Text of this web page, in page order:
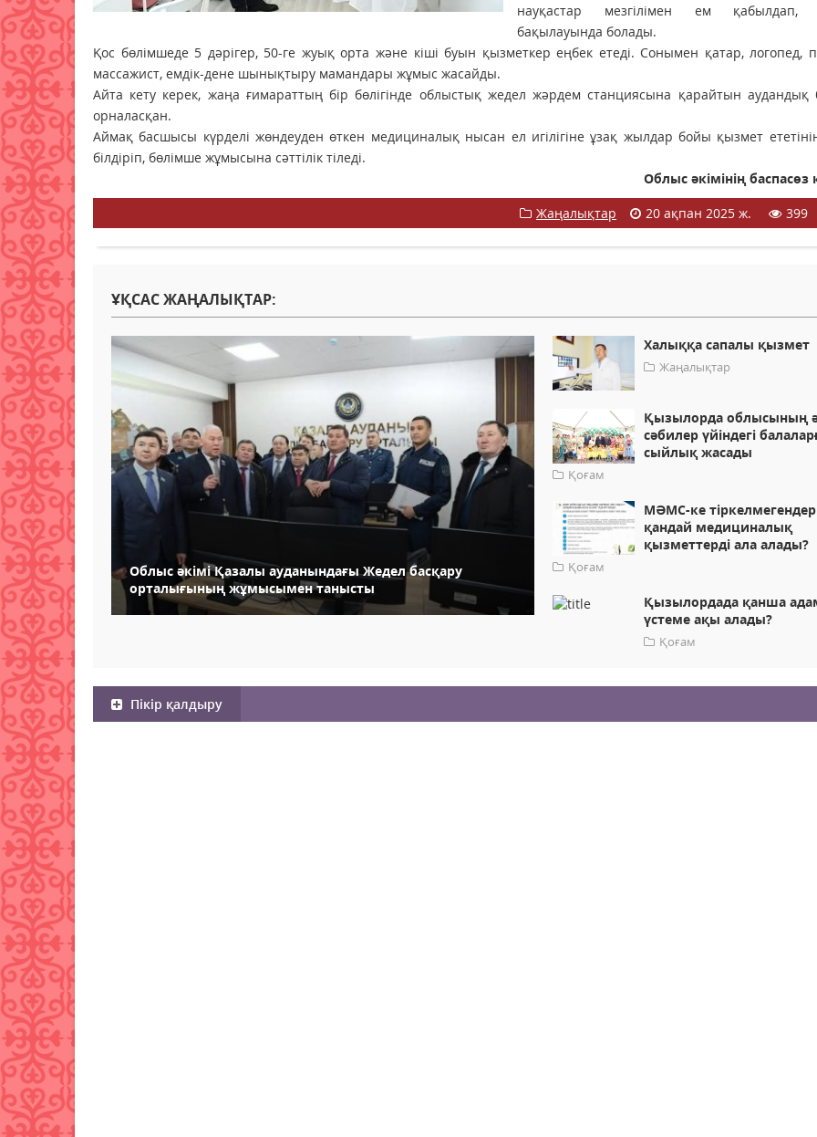
науқастар мезгілімен ем қабылдап,
бақылауында болады.
Қос бөлімшеде 5 дәрігер, 50-ге жуық орта және кіші буын қызметкер еңбек етеді. Сонымен қатар, логопед,
массажист, емдік-дене шынықтыру мамандары жұмыс жасайды.
Айта кету керек, жаңа ғимараттың бір бөлігінде облыстық жедел жәрдем станциясына қарайтын аудандық
орналасқан.
Аймақ басшысы күрделі жөндеуден өткен медициналық нысан ел игілігіне ұзақ жылдар бойы қызмет
білдіріп, бөлімше жұмысына сәттілік тіледі.
Облыс әкімінің баспасөз
Жаңалықтар
20 ақпан 2025 ж. 399
ҰҚСАС ЖАҢАЛЫҚТАР:
Облыс әкімі Қазалы ауданындағы Жедел басқару
орталығының жұмысымен танысты
Халыққа сапалы қызмет
Жаңалықтар
Қызылорда облысының
сәбилер үйіндегі
сыйлық жасады
Қоғам
МӘМС-ке тіркелмегендер
қандай медициналық
қызметтерді ала алады?
Қоғам
Қызылордада қанша
үстеме ақы алады?
Қоғам
Пікір қалдыру